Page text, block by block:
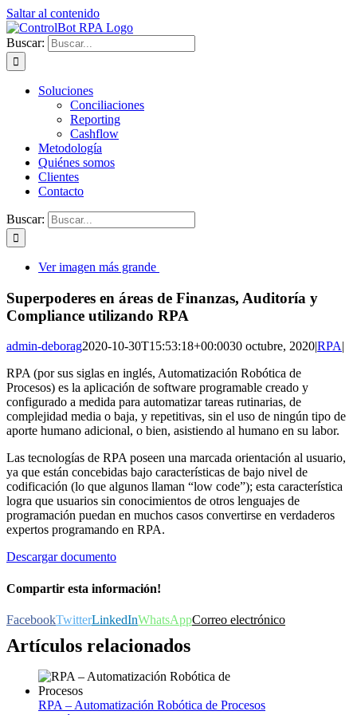
Saltar al contenido
Buscar:
Soluciones
Conciliaciones
Reporting
Cashflow
Metodología
Quiénes somos
Clientes
Contacto
Buscar:
Ver imagen más grande
Superpoderes en áreas de Finanzas, Auditoría y
Compliance utilizando RPA
admin-deborag2020-10-30T15:53:18+00:0030 octubre, 2020|RPA|
RPA (por sus siglas en inglés, Automatización Robótica de
Procesos) es la aplicación de software programable creado y
configurado a medida para automatizar tareas rutinarias, de
complejidad media o baja, y repetitivas, sin el uso de ningún tipo de
aporte humano adicional, o bien, asistiendo al humano en su labor.
Las tecnologías de RPA poseen una marcada orientación al usuario,
ya que están concebidas bajo características de bajo nivel de
codificación (lo que algunos llaman “low code”); esta característica
logra que usuarios sin conocimientos de otros lenguajes de
programación puedan en muchos casos convertirse en verdaderos
expertos programando en RPA.
Descargar documento
Compartir esta información!
FacebookTwitterLinkedInWhatsAppCorreo electrónico
Artículos relacionados
RPA – Automatización Robótica de Procesos